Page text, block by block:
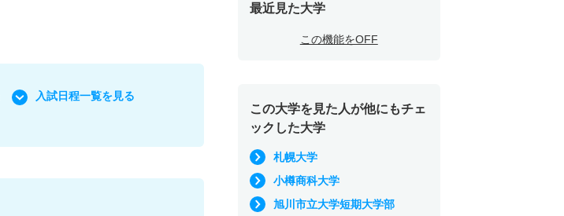
入試日程一覧を見る
最近見た大学
この機能をOFF
この大学を見た人が他にもチェ
ックした大学
札幌大学
小樽商科大学
旭川市立大学短期大学部